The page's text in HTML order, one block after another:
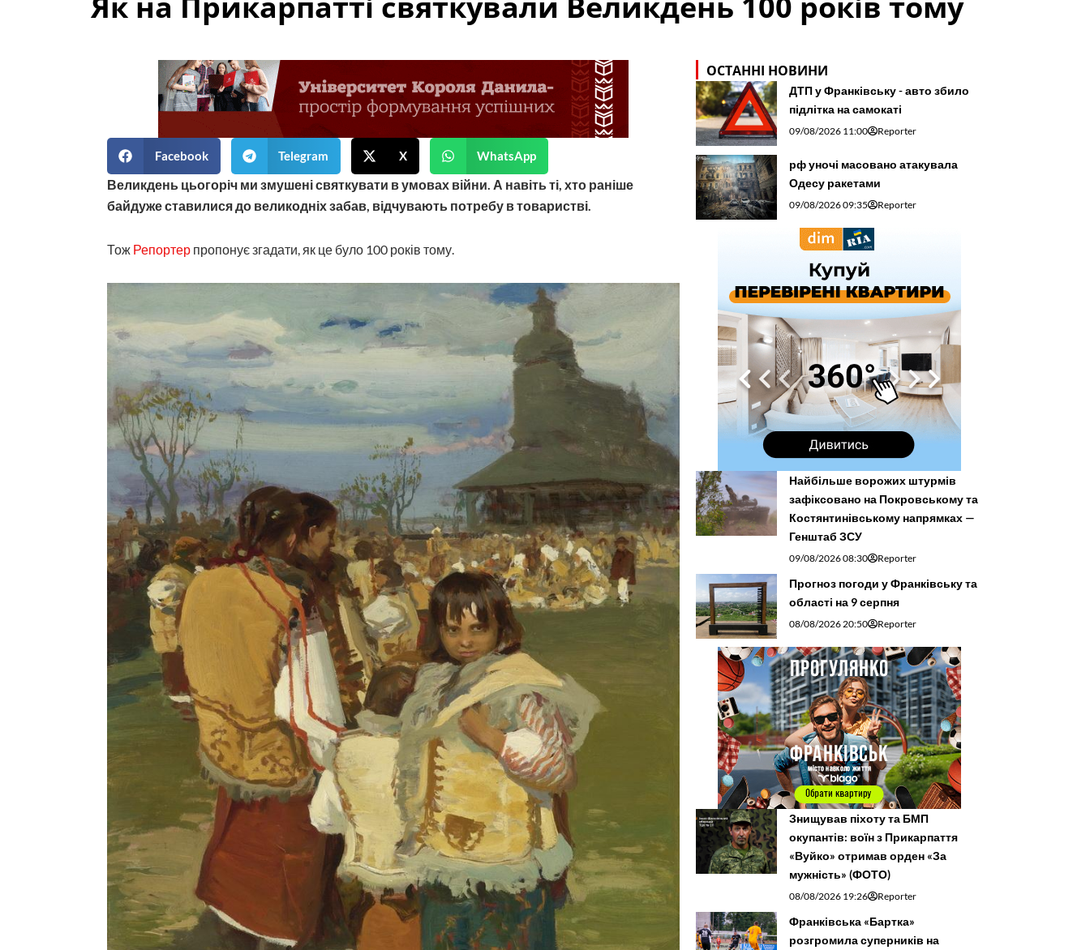
Facebook Telegram X WhatsApp
Великдень цьогоріч ми змушені святкувати в умовах війни. А навіть ті, хто раніше
байдуже ставилися до великодніх забав, відчувають потребу в товаристві.
Тож Репортер пропонує згадати, як це було 100 років тому.
ОСТАННІ НОВИНИ
ДТП у Франківську - авто збило
підлітка на самокаті
09/08/2026 11:00 Reporter
рф уночі масовано атакувала
Одесу ракетами
09/08/2026 09:35 Reporter
Найбільше ворожих штурмів
зафіксовано на Покровському та
Костянтинівському напрямках —
Генштаб ЗСУ
09/08/2026 08:30 Reporter
Прогноз погоди у Франківську та
області на 9 серпня
08/08/2026 20:50 Reporter
Знищував піхоту та БМП
окупантів: воїн з Прикарпаття
«Вуйко» отримав орден «За
мужність» (ФОТО)
08/08/2026 19:26 Reporter
Франківська «Бартка»
розгромила суперників на